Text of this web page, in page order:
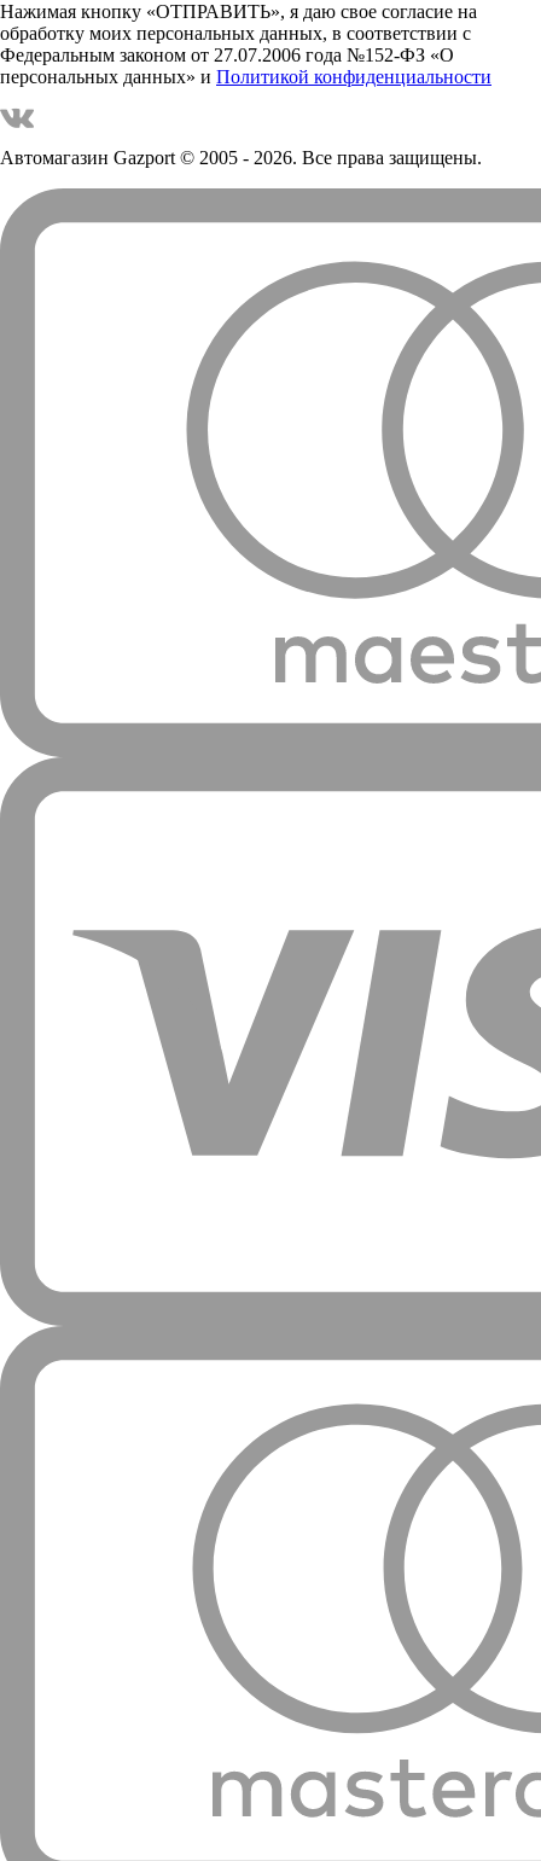
Нажимая кнопку «ОТПРАВИТЬ», я даю свое согласие на
обработку моих персональных данных, в соответствии с
Федеральным законом от 27.07.2006 года №152-ФЗ «О
персональных данных» и Политикой конфиденциальности
Автомагазин Gazport© 2005 - 2026. Все права защищены.